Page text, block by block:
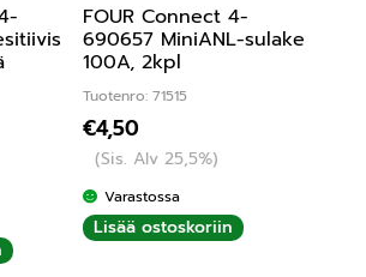
FOUR Connect 4-
690657 MiniANL-sulake
100A, 2kpl
Tuotenro: 71515
€4,50
(Sis. Alv 25,5%)
Varastossa
Lisää ostoskoriin